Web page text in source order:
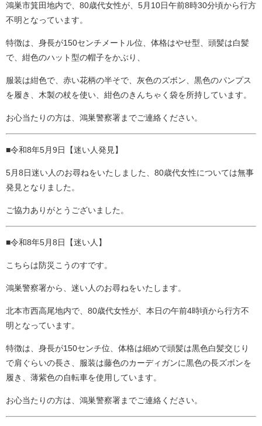
鴻巣市箕田地内で、80歳代女性が、5月10日午前8時30分頃から行方
不明となっています。
特徴は、身長が150センチメートル位、体格はやせ型、頭髪は白髪
で、紺色のハット型の帽子をかぶり、
服装は紺色で、赤い花柄の半そで、灰色のズボン、黒色のパンプス
を履き、木製の杖を使い、紺色のきんちゃく袋を所持しています。
お心当たりの方は、鴻巣警察署までご連絡ください。
■令和8年5月9日【迷い人発見】
5月8日迷い人のお尋ねをいたしました、80歳代女性については無事
発見となりました。
ご協力ありがとうございました。
■令和8年5月8日【迷い人】
こちらは防災こうのすです。
鴻巣警察署から、迷い人のお尋ねをいたします。
北本市西高尾地内で、80歳代女性が、本日の午前4時頃から行方不
明となっています。
特徴は、身長が150センチ位、体格は細めで頭髪は黒色白髪交じり
で肩ぐらいの長さ、服装は藤色のカーディガンに黒色の長ズボンを
履き、薄紫色の自転車を使用しています。
お心当たりの方は、鴻巣警察署までご連絡ください。